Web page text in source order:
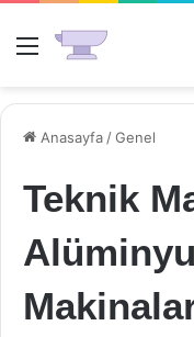
Menü
Anasayfa /Genel
Teknik